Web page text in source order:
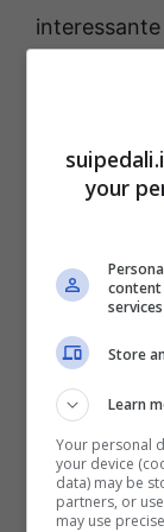
hanno
prendere i
Olav
L’olandese
tappa della
microfoni
your
content
Store
Learn
Your personal
your device
data) may be
partners, or
may use